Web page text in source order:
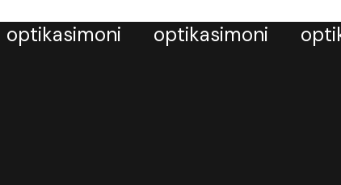
optikasimoni optikasimoni